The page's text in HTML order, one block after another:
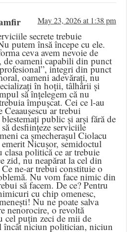
May 23, 2026 at 1:38 pm
secrete trebuie
putem însă începe cu ele.
ceva avem nevoie de
de oameni capabili din punct
integri din punct
oameni adevărați, nu
în hoții, tâlhării și
să înțelegem că nu
împușcat. Cei ce l-au
Ceaaușescu ar trebui
public și arși fără de
desființeze serviciile
ca șmecherașul Ciolacu
emerit Nicușor, semidoctul
clasa politică ce ar trebuie
zid, nu neapărat la cel din
ne-ar trebui constituie o
Nu vom face nimic din
să facem. De ce? Pentru
cu chip omenesc,
Nu ne poate salva
nenorocire, o revoltă
cel puțin zeci de mii de
încât niciun politician, niciun